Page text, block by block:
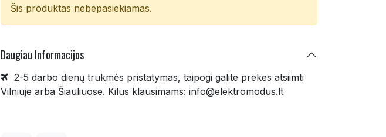
Šis produktas nebepasiekiamas.
Daugiau Informacijos
2-5 darbo dienų trukmės pristatymas, taipogi galite prekes atsiimti
Vilniuje arba Šiauliuose. Kilus klausimams: info@elektromodus.lt